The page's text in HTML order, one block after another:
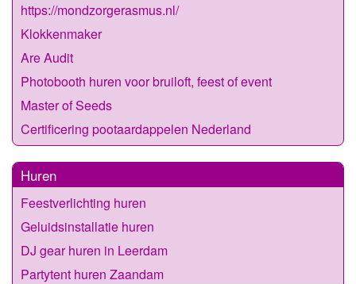
https://mondzorgerasmus.nl/
Klokkenmaker
Are Audit
Photobooth huren voor bruiloft, feest of event
Master of Seeds
Certificering pootaardappelen Nederland
Huren
Feestverlichting huren
Geluidsinstallatie huren
DJ gear huren in Leerdam
Partytent huren Zaandam